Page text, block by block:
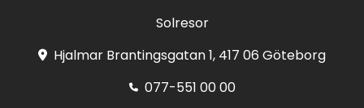
Solresor
Hjalmar Brantingsgatan 1, 417 06 Göteborg
077-551 00 00